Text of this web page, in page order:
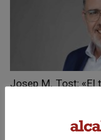
Josep M. Tost: «El